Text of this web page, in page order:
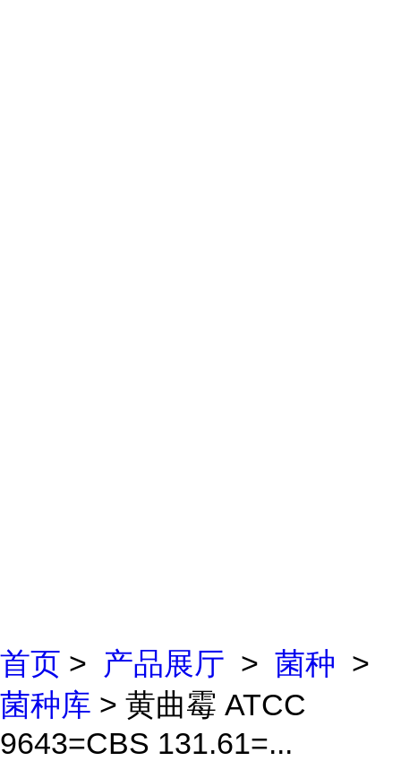
首页 > 产品展厅 > 菌种 >
菌种库 > 黄曲霉 ATCC
9643=CBS 131.61=...